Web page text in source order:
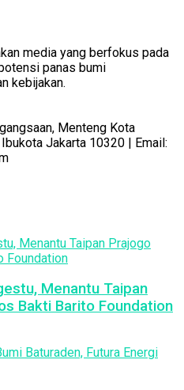
media yang berfokus pada
panas bumi
kebijakan.
Menteng Kota
Jakarta 10320 | Email:
Menantu Taipan
Bakti Barito Foundation